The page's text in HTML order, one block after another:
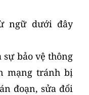
ngữ dưới đây
bảo vệ thông
mạng tránh bị
đoạn, sửa đổi